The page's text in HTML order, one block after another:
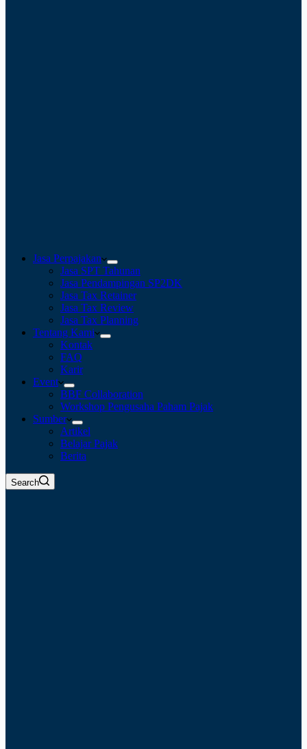
Jasa Perpajakan
Jasa SPT Tahunan
Jasa Pendampingan SP2DK
Jasa Tax Retainer
Jasa Tax Review
Jasa Tax Planning
Tentang Kami
Kontak
FAQ
Karir
Event
BBF Collaboration
Workshop Pengusaha Paham Pajak
Sumber
Artikel
Belajar Pajak
Berita
Search